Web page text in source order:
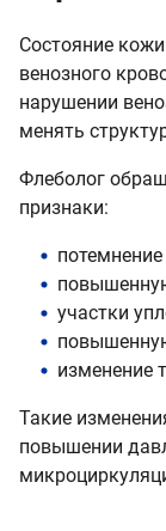
Состояние
венозного
нарушении
менять
Флеболог
признаки:
участки
изменение
Такие
повышении